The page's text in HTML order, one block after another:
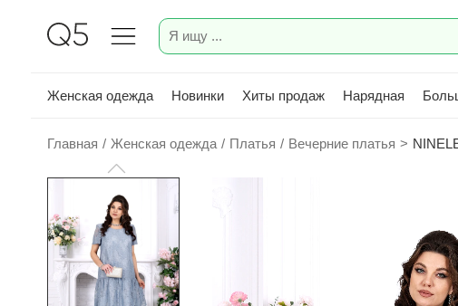
Женская одежда Новинки Хиты продаж Нарядная
Главная / Женская одежда / Платья / Вечерние платья >